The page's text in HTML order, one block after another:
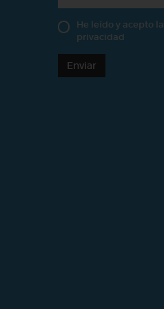
He leído y acepto la
privacidad
Enviar